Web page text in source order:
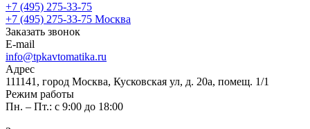
+7 (495) 275-33-75
+7 (495) 275-33-75 Москва
Заказать звонок
E-mail
info@tpkavtomatika.ru
Адрес
111141, город Москва, Кусковская ул, д. 20а, помещ. 1/1
Режим работы
Пн. – Пт.: с 9:00 до 18:00